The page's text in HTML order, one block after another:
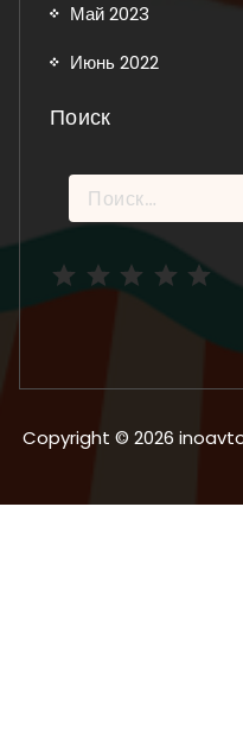
Май 2023
Июнь 2022
Поиск
Найти:
Copyright © 2026